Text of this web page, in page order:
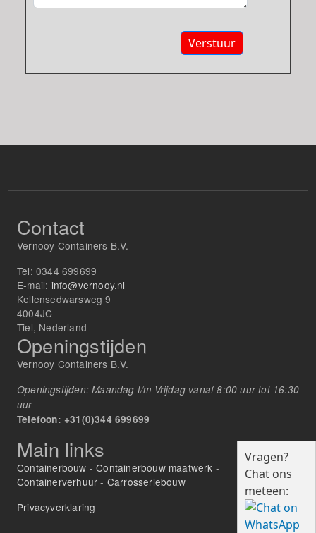
Verstuur
Vragen?
Chat ons
meteen:
Contact
Vernooy Containers B.V.
Tel: 0344 699699
E-mail: info@vernooy.nl
Kellensedwarsweg 9
4004JC
Tiel, Nederland
Openingstijden
Vernooy Containers B.V.
Openingstijden: Maandag t/m Vrijdag vanaf 8:00 uur tot 16:30
uur
Telefoon: +31(0)344 699699
Main links
Containerbouw -Containerbouw maatwerk -
Containerverhuur - Carrosseriebouw
Privacyverklaring